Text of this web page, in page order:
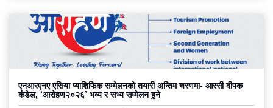
एनआरएनए एसिया प्याशिफिक सम्मेलनको तयारी अन्तिम चरणमा- आरसी दीपक
कंडेल, ‘आरोहण२०२६’ भव्य र सभ्य सम्मेलन हुने